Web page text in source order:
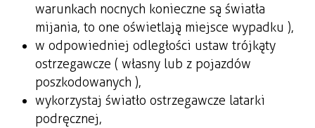
warunkach nocnych konieczne są światła
mijania, to one oświetlają miejsce wypadku ),
w odpowiedniej odległości ustaw trójkąty
ostrzegawcze ( własny lub z pojazdów
poszkodowanych ),
wykorzystaj światło ostrzegawcze latarki
podręcznej,